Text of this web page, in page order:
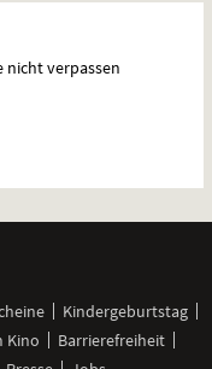
verpassen
Kindergeburtstag
Kino
Barrierefreiheit